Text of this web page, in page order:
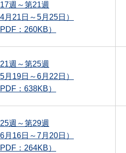
週～第21週
4月21日～5月25日）
PDF：260KB）
週～第25週
5月19日～6月22日）
PDF：638KB）
週～第29週
6月16日～7月20日）
PDF：264KB）